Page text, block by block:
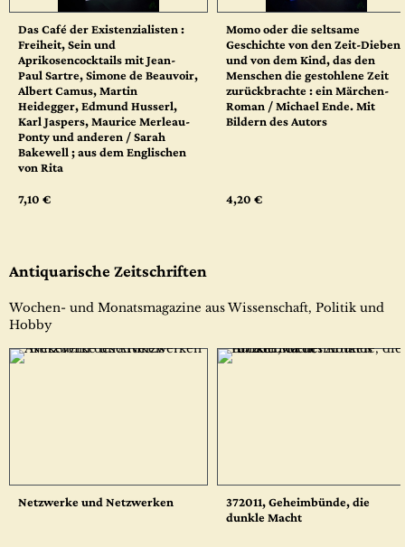
Das Café der Existenzialisten :
Freiheit, Sein und
Aprikosencocktails mit Jean-
Paul Sartre, Simone de Beauvoir,
Albert Camus, Martin
Heidegger, Edmund Husserl,
Karl Jaspers, Maurice Merleau-
Ponty und anderen / Sarah
Bakewell ; aus dem Englischen
von Rita
7,10 €
Momo oder die seltsame
Geschichte von den Zeit-Dieben
und von dem Kind, das den
Menschen die gestohlene Zeit
zurückbrachte : ein Märchen-
Roman / Michael Ende. Mit
Bildern des Autors
4,20 €
Antiquarische Zeitschriften
Wochen- und Monatsmagazine aus Wissenschaft, Politik und
Hobby
Netzwerke und Netzwerken
372011, Geheimbünde, die
dunkle Macht